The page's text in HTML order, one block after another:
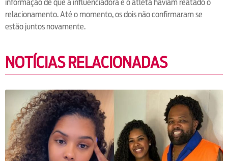
informação de que a influenciadora e o atleta haviam reatado o
relacionamento. Até o momento, os dois não confirmaram se
estão juntos novamente.
NOTÍCIAS RELACIONADAS